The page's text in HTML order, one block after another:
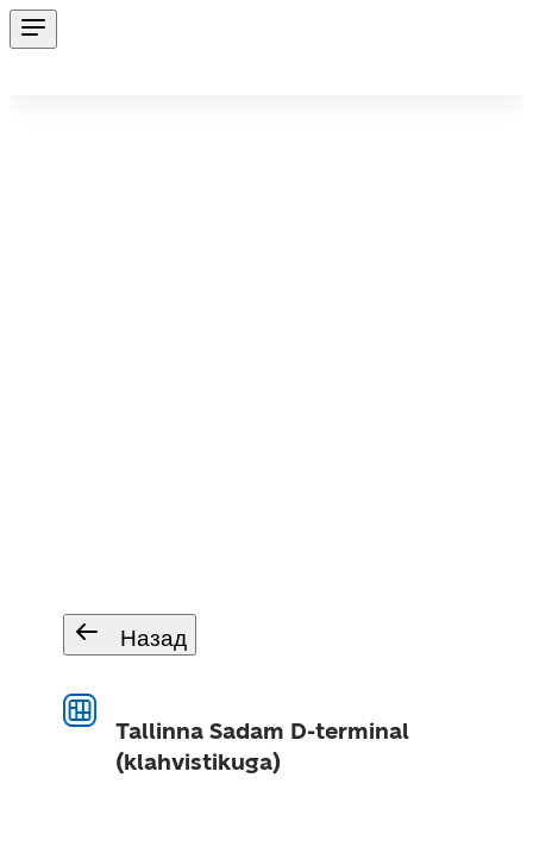
Назад
Tallinna Sadam D-terminal
(klahvistikuga)